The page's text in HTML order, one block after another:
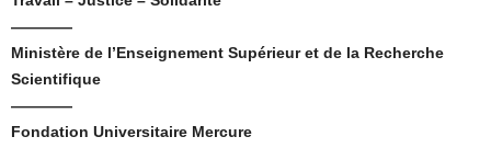
————
Ministère de l’Enseignement Supérieur et de la Recherche
Scientifique
————
Fondation Universitaire Mercure